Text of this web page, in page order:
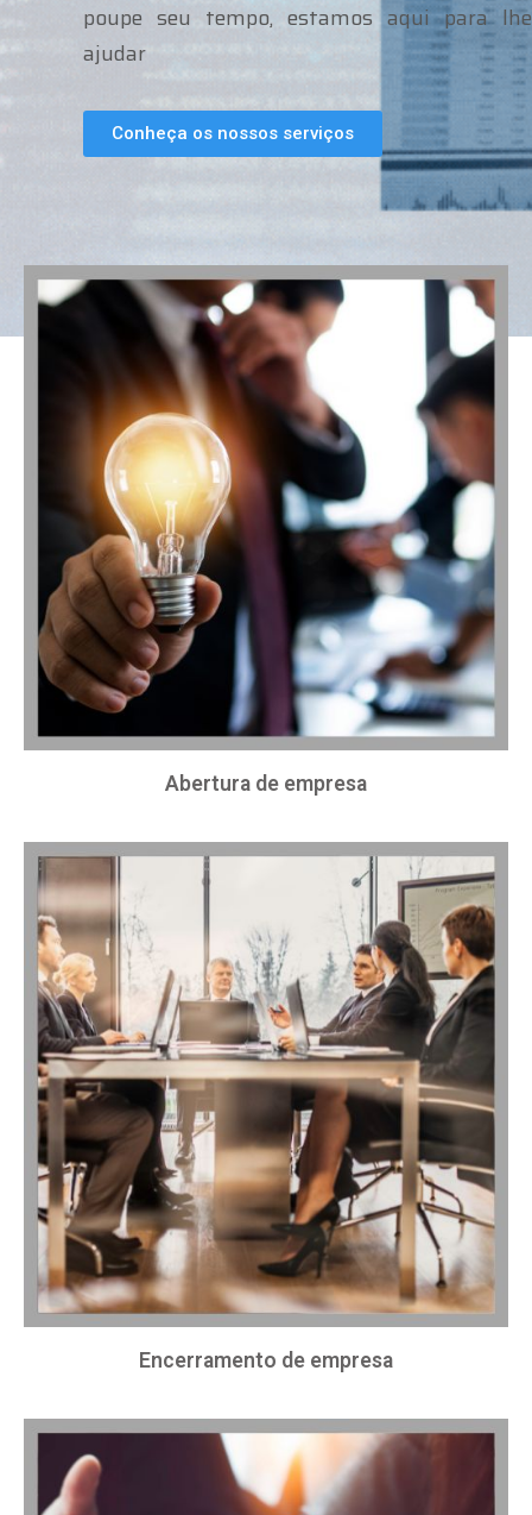
poupe seu tempo, estamos aqui para lhe
ajudar
Conheça os nossos serviços
Abertura de empresa
Encerramento de empresa